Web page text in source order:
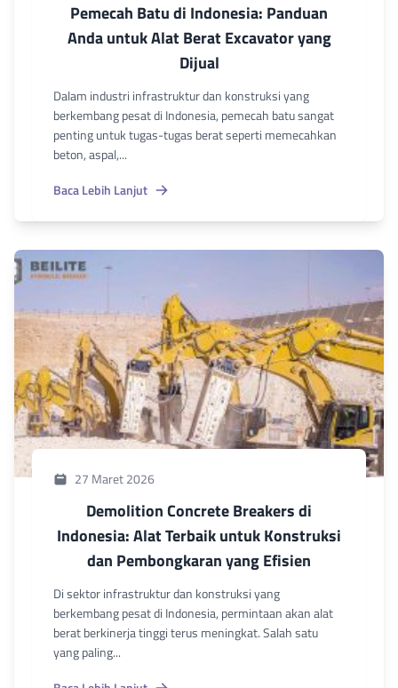
Pemecah Batu di Indonesia: Panduan
Anda untuk Alat Berat Excavator yang
Dijual
Dalam industri infrastruktur dan konstruksi yang
berkembang pesat di Indonesia, pemecah batu sangat
penting untuk tugas-tugas berat seperti memecahkan
beton, aspal,...
Baca Lebih Lanjut
27 Maret 2026
Demolition Concrete Breakers di
Indonesia: Alat Terbaik untuk Konstruksi
dan Pembongkaran yang Efisien
Di sektor infrastruktur dan konstruksi yang
berkembang pesat di Indonesia, permintaan akan alat
berat berkinerja tinggi terus meningkat. Salah satu
yang paling...